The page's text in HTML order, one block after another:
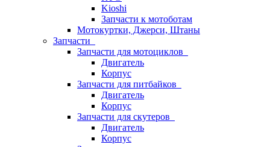
Kioshi
Запчасти к мотоботам
Мотокуртки, Джерси, Штаны
Запчасти
Запчасти для мотоциклов
Двигатель
Корпус
Запчасти для питбайков
Двигатель
Корпус
Запчасти для скутеров
Двигатель
Корпус